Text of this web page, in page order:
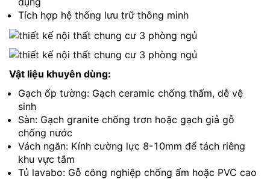
Tích hợp hệ thống lưu trữ thông minh
Vật liệu khuyên dùng:
Gạch ốp tường: Gạch ceramic chống thấm, dễ vệ
sinh
Sàn: Gạch granite chống trơn hoặc gạch giả gỗ
chống nước
Vách ngăn: Kính cường lực 8-10mm để tách riêng
khu vực tắm
Tủ lavabo: Gỗ công nghiệp chống ẩm hoặc PVC cao